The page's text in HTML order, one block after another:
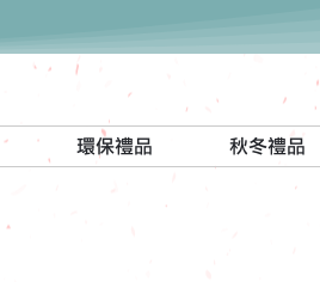
環保禮品 秋冬禮品